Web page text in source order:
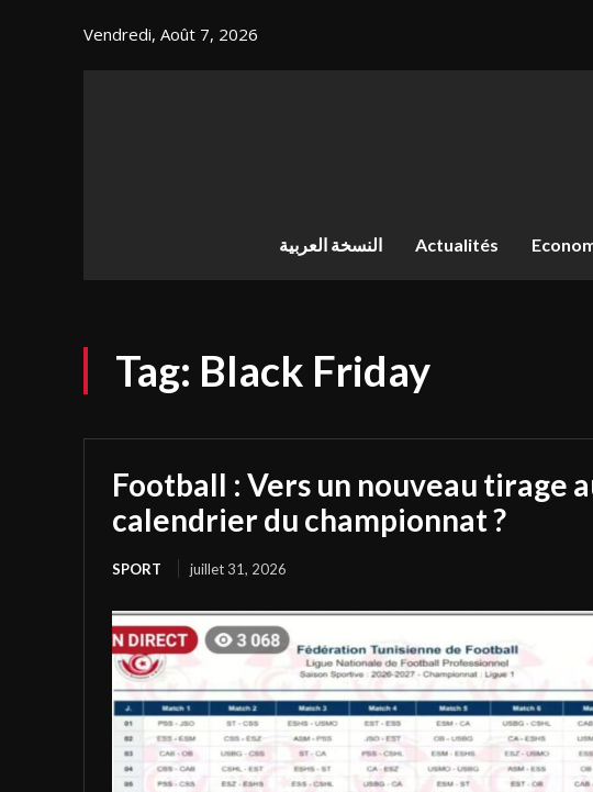
Vendredi, Août 7, 2026
النسخة العربية Actualités
Tag: Black Friday
Football : Vers un nouveau tirage
calendrier du championnat ?
SPORT juillet 31, 2026